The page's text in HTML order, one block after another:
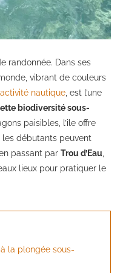
randonnée. Dans ses
vibrant de couleurs
activité nautique , est l’une
biodiversité sous-
paisibles, l’île offre
les débutants peuvent
passant par Trou d’Eau
lieux pour pratiquer le
la plongée sous-